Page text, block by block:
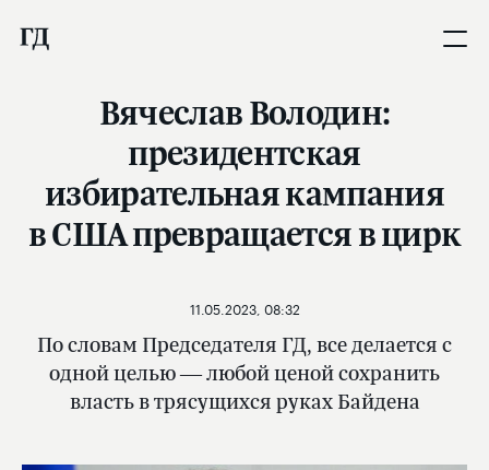
Вячеслав Володин:
президентская
избирательная кампания
в США превращается в цирк
По словам Председателя ГД, все делается с
одной целью — любой ценой сохранить
власть в трясущихся руках Байдена
11.05.2023, 08:32